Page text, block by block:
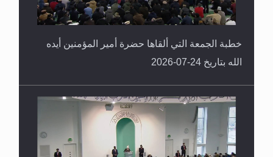
خطبة الجمعة التي ألقاها حضرة أمير المؤمنين أيده
الله بتاريخ 24-07-2026